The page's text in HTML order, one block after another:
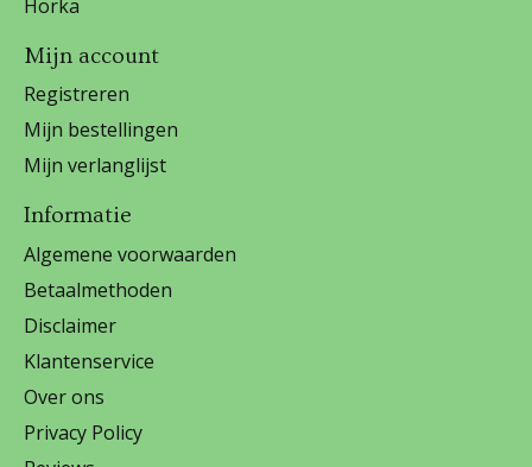
Horka
Mijn account
Registreren
Mijn bestellingen
Mijn verlanglijst
Informatie
Algemene voorwaarden
Betaalmethoden
Disclaimer
Klantenservice
Over ons
Privacy Policy